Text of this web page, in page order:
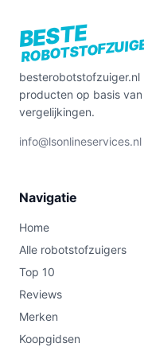
BESTE
producten op basis
vergelijkingen.
info@lsonlineservices.nl
Navigatie
Home
Alle robotstofzuigers
Top 10
Reviews
Merken
Koopgidsen